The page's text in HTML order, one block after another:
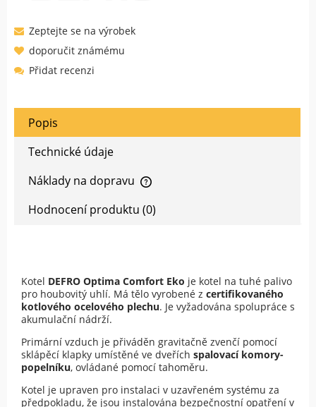
Zeptejte se na výrobek
doporučit známému
Přidat recenzi
Popis
Technické údaje
Náklady na dopravu
Hodnocení produktu (0)
Kotel DEFRO Optima Comfort Eko je kotel na tuhé palivo
pro houbovitý uhlí. Má tělo vyrobené z certifikovaného
kotlového ocelového plechu. Je vyžadována spolupráce s
akumulační nádrží.
Primární vzduch je přiváděn gravitačně zvenčí pomocí
sklápěcí klapky umístěné ve dveřích spalovací komory-
popelníku, ovládané pomocí tahoměru.
Kotel je upraven pro instalaci v uzavřeném systému za
předpokladu, že jsou instalována bezpečnostní opatření v